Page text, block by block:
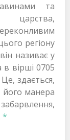
та
царства,
регіону
називає у
вірші 0705
здається,
манера
*